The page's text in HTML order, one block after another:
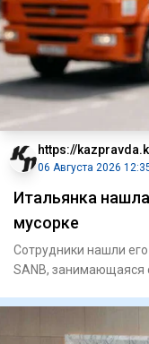
https://
06 Августа 2026
Итальянка
мусорке
Сотрудники нашли
SANB, занимающаяся